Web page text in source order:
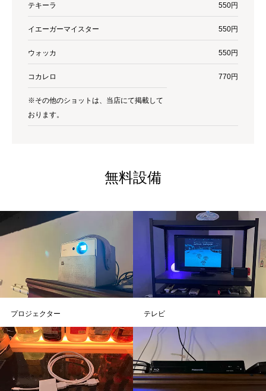
テキーラ 550円
イエーガーマイスター 550円
ウォッカ 550円
コカレロ 770円
※その他のショットは、当店にて掲載して
おります。
無料設備
プロジェクター テレビ